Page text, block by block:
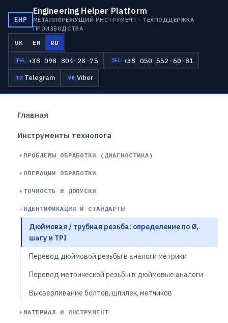
EHP
Engineering Helper Platform
МЕТАЛЛОРЕЖУЩИЙ ИНСТРУМЕНТ · ТЕХПОДДЕРЖКА
ПРОИЗВОДСТВА
UK EN RU
TEL +38 098 804-28-75 TEL +38 050 552-60-81
TG Telegram VB Viber
Главная
Инструменты технолога
ПРОБЛЕМЫ ОБРАБОТКИ (ДИАГНОСТИКА)
ОПЕРАЦИИ ОБРАБОТКИ
ТОЧНОСТЬ И ДОПУСКИ
ИДЕНТИФИКАЦИЯ И СТАНДАРТЫ
Дюймовая / трубная резьба: определение по Ø,
шагу и TPI
Перевод дюймовой резьбы в аналоги метрики
Перевод метрической резьбы в дюймовые аналоги
Высверливание болтов, шпилек, метчиков
МАТЕРИАЛ И ИНСТРУМЕНТ